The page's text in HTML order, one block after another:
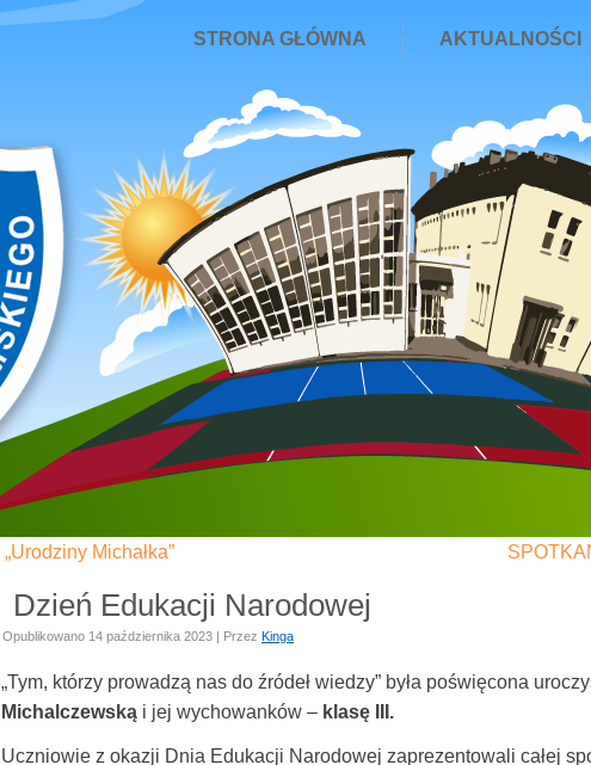
STRONA GŁÓWNA AKTUALNOŚCI
„Urodziny Michałka”
Dzień Edukacji Narodowej
Opublikowano 14 października 2023 | Przez Kinga
„Tym, którzy prowadzą nas do źródeł wiedzy” była poświęcona
Michalczewską i jej wychowanków – klasę III.
Uczniowie z okazji Dnia Edukacji Narodowej zaprezentowali całej